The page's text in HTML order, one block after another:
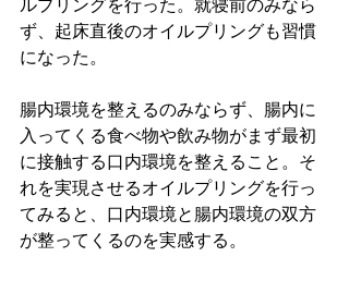
ルプリングを行った。就寝前のみなら
ず、起床直後のオイルプリングも習慣
になった。
腸内環境を整えるのみならず、腸内に
入ってくる食べ物や飲み物がまず最初
に接触する口内環境を整えること。そ
れを実現させるオイルプリングを行っ
てみると、口内環境と腸内環境の双方
が整ってくるのを実感する。